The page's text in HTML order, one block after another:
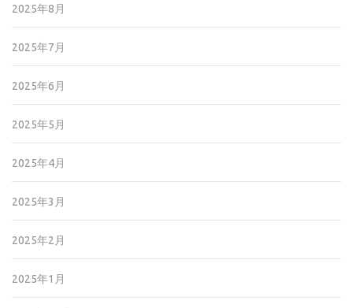
2025年8月
2025年7月
2025年6月
2025年5月
2025年4月
2025年3月
2025年2月
2025年1月